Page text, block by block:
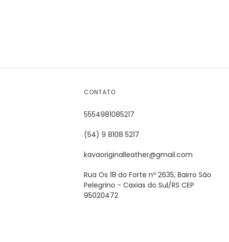
CONTATO
5554981085217
(54) 9 8108 5217
kavaoriginalleather@gmail.com
Rua Os 18 do Forte nº 2635, Bairro São
Pelegrino - Caxias do Sul/RS CEP
95020472